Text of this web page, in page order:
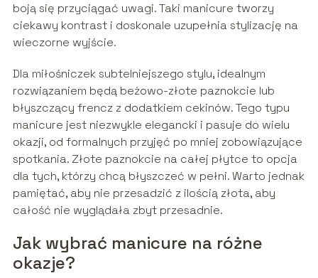
boją się przyciągać uwagi. Taki manicure tworzy
ciekawy kontrast i doskonale uzupełnia stylizację na
wieczorne wyjście.
Dla miłośniczek subtelniejszego stylu, idealnym
rozwiązaniem będą beżowo-złote paznokcie lub
błyszczący frencz z dodatkiem cekinów. Tego typu
manicure jest niezwykle elegancki i pasuje do wielu
okazji, od formalnych przyjęć po mniej zobowiązujące
spotkania. Złote paznokcie na całej płytce to opcja
dla tych, którzy chcą błyszczeć w pełni. Warto jednak
pamiętać, aby nie przesadzić z ilością złota, aby
całość nie wyglądała zbyt przesadnie.
Jak wybrać manicure na różne
okazje?